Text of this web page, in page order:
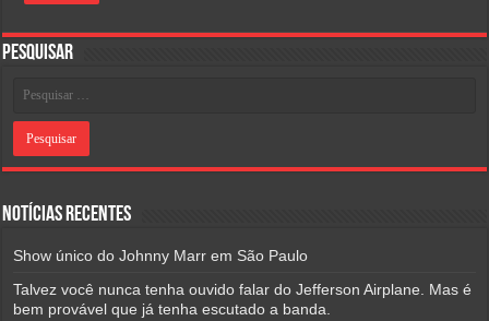
Pesquisar
Notícias Recentes
Show único do Johnny Marr em São Paulo
Talvez você nunca tenha ouvido falar do Jefferson Airplane. Mas é
bem provável que já tenha escutado a banda.